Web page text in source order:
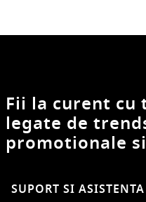
Fii la curent
legate de
promotionale
SUPORT SI ASISTENTA